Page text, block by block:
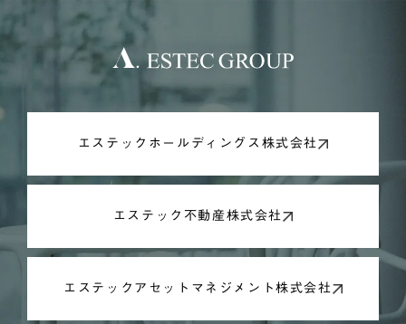
エステックホールディングス株式会社
エステック不動産株式会社
エステックアセットマネジメント株式会社